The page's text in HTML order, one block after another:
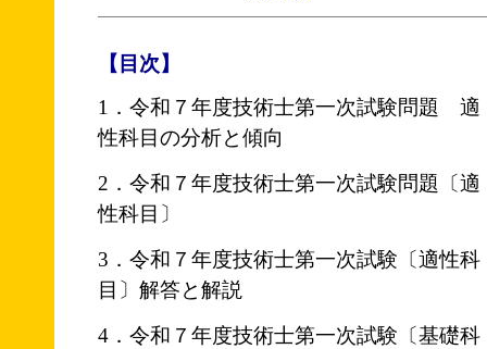
【目次】
1．令和７年度技術士第一次試験問題 適
性科目の分析と傾向
2．令和７年度技術士第一次試験問題〔適
性科目〕
3．令和７年度技術士第一次試験〔適性科
目〕解答と解説
4．令和７年度技術士第一次試験〔基礎科